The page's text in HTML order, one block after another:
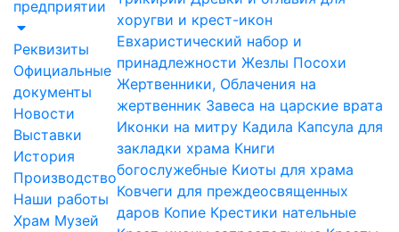
предприятии
Реквизиты
Официальные
документы
Новости
Выставки
История
Производство
Наши работы
Храм Музей
хоругви и крест-икон
Евхаристический набор и
принадлежности Жезлы Посохи
Жертвенники, Облачения на
жертвенник Завеса на царские врата
Иконки на митру Кадила Капсула для
закладки храма Книги
богослужебные Киоты для храма
Ковчеги для преждеосвященных
даров Копие Крестики нательные